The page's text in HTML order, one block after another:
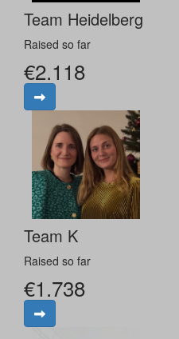
Team Heidelberg
Raised so far
€2.118
Team K
Raised so far
€1.738